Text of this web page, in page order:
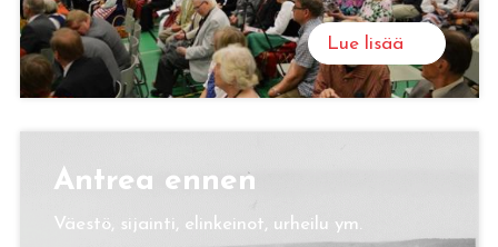
Lue lisää
Ant­rea ennen
Väestö, sijainti, elinkeinot, urheilu ym.